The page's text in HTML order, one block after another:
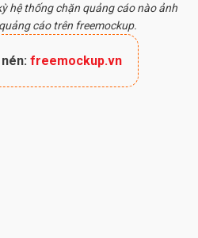
hệ thống chặn quảng cáo nào ảnh
cáo trên freemockup.
freemockup.vn